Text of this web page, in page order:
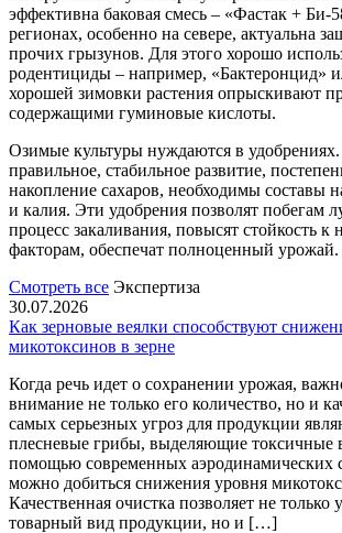
эффективна баковая смесь – «Фастак + Би-
регионах, особенно на севере, актуальна
прочих грызунов. Для этого хорошо
родентициды – например, «Бактеронцид»
хорошей зимовки растения опрыскивают
содержащими гуминовые кислоты.
Озимые культуры нуждаются в
правильное, стабильное развитие,
накопление сахаров, необходимы составы
и калия. Эти удобрения позволят побегам
процесс закаливания, повысят стойкость к
факторам, обеспечат полноценный урожай.
Смотреть все Экспертиза
30.07.2026
Как зерновые веялки способствуют
микотоксинов в зерне
Когда речь идет о сохранении урожая,
внимание не только его количество, но и
самых серьезных угроз для продукции
плесневые грибы, выделяющие токсичные
помощью современных аэродинамических
можно добиться снижения уровня
Качественная очистка позволяет не только
товарный вид продукции, но и […]